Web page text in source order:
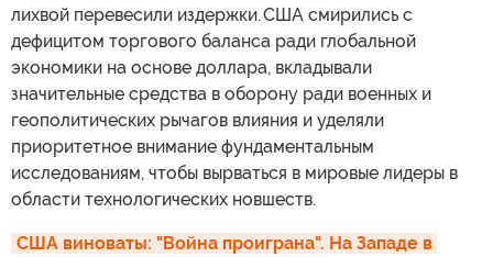
лихвой перевесили издержки. США смирились с
дефицитом торгового баланса ради глобальной
экономики на основе доллара, вкладывали
значительные средства в оборону ради военных и
геополитических рычагов влияния и уделяли
приоритетное внимание фундаментальным
исследованиям, чтобы вырваться в мировые лидеры в
области технологических новшеств.
США виноваты: "Война проиграна". На Западе в